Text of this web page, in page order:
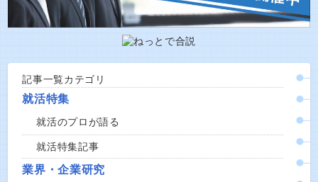
記事一覧カテゴリ
就活特集
就活のプロが語る
就活特集記事
業界・企業研究